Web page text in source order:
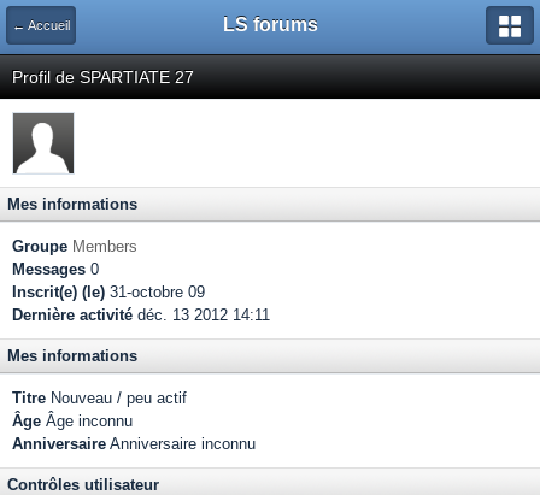
← Accueil LS forums
Profil de SPARTIATE 27
Mes informations
Groupe Members
Messages 0
Inscrit(e) (le) 31-octobre 09
Dernière activité déc. 13 2012 14:11
Mes informations
Titre Nouveau / peu actif
Âge Âge inconnu
Anniversaire Anniversaire inconnu
Contrôles utilisateur